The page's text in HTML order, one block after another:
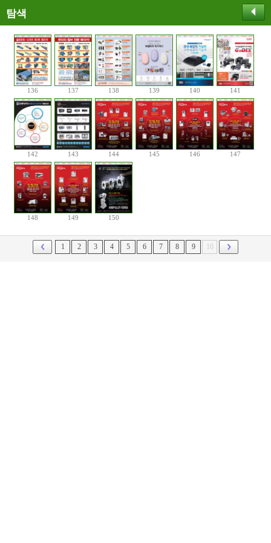
탐색
136 137 138 139 140 141
142 143 144 145 146 147
148 149 150
1 2 3 4 5 6 7 8 9 10